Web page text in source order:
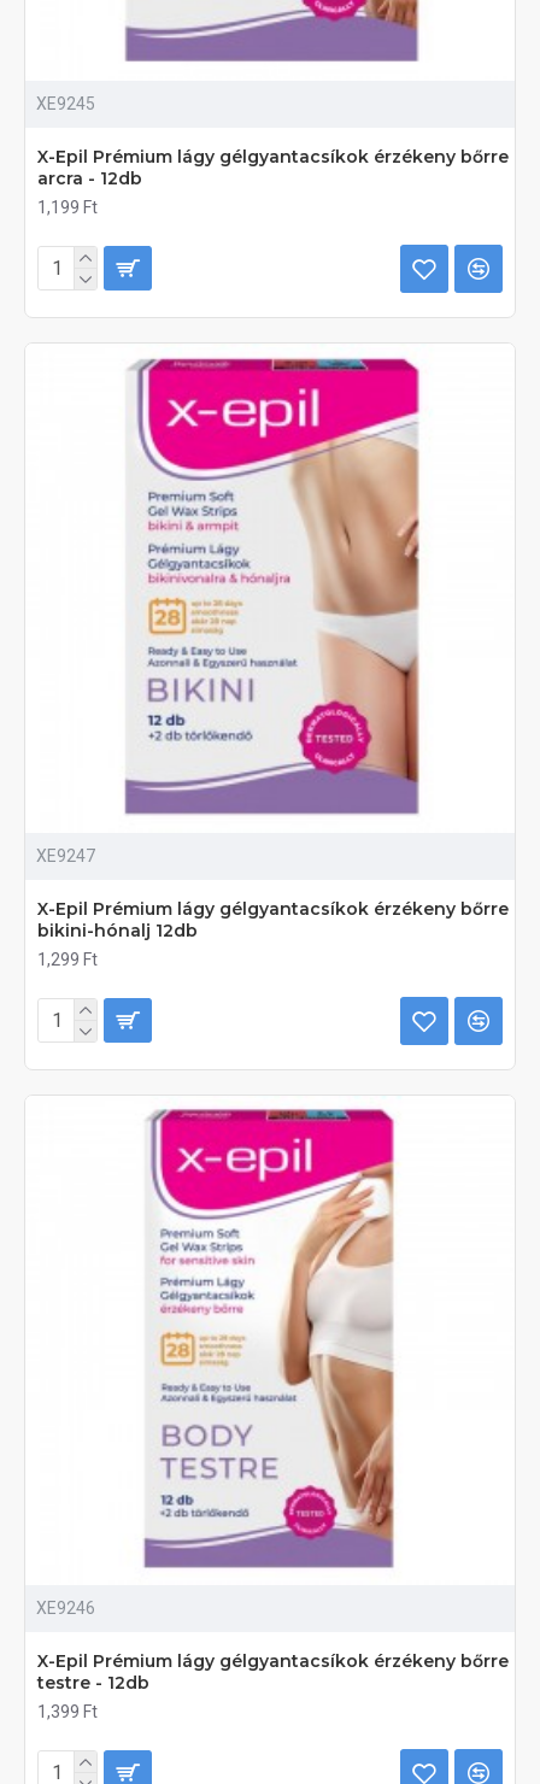
XE9245
X-Epil Prémium lágy gélgyantacsíkok érzékeny bőrre
arcra - 12db
1,199 Ft
XE9247
X-Epil Prémium lágy gélgyantacsíkok érzékeny bőrre
bikini-hónalj 12db
1,299 Ft
XE9246
X-Epil Prémium lágy gélgyantacsíkok érzékeny bőrre
testre - 12db
1,399 Ft